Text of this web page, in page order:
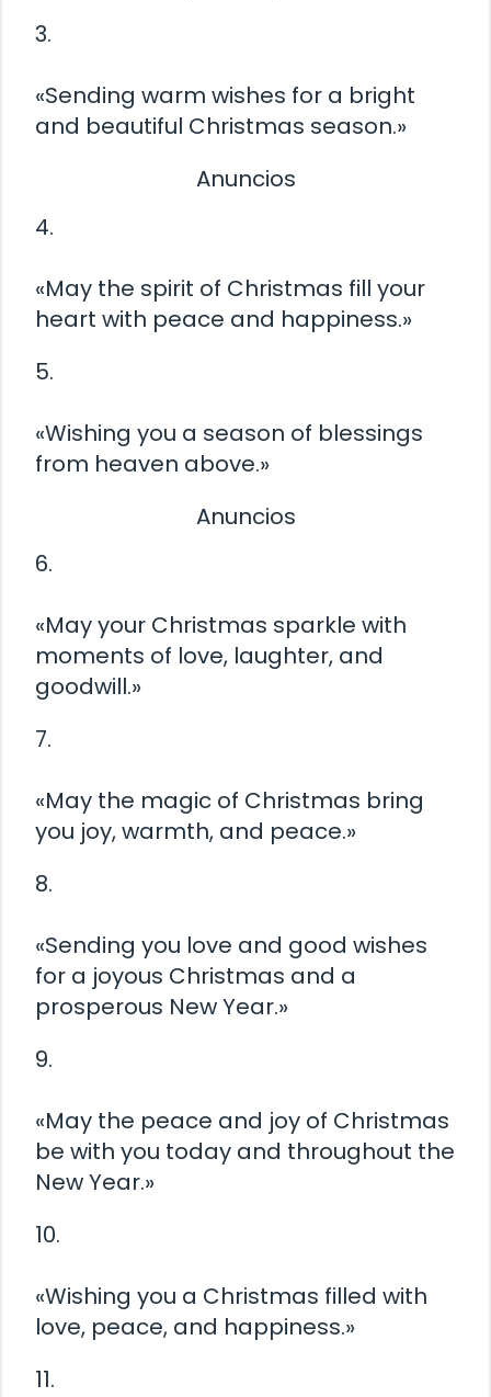
3.
«Sending warm wishes for a bright
and beautiful Christmas season.»
Anuncios
4.
«May the spirit of Christmas fill your
heart with peace and happiness.»
5.
«Wishing you a season of blessings
from heaven above.»
Anuncios
6.
«May your Christmas sparkle with
moments of love, laughter, and
goodwill.»
7.
«May the magic of Christmas bring
you joy, warmth, and peace.»
8.
«Sending you love and good wishes
for a joyous Christmas and a
prosperous New Year.»
9.
«May the peace and joy of Christmas
be with you today and throughout the
New Year.»
10.
«Wishing you a Christmas filled with
love, peace, and happiness.»
11.